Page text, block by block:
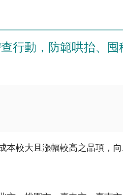
行動，防範哄抬、囤
本較大且漲幅較高之品項，